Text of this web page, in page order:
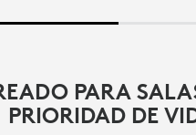
PARA
PRIORIDAD DE